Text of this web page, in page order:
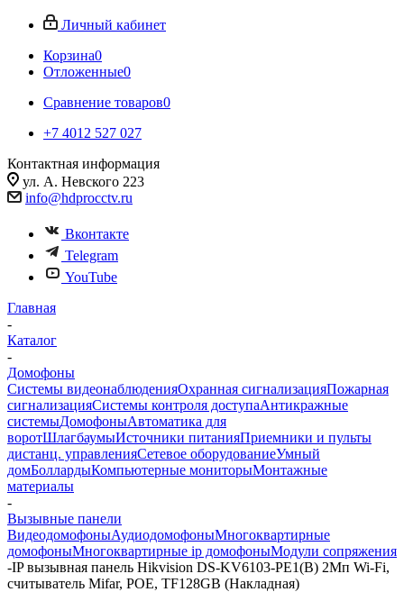
Личный кабинет
Корзина0
Отложенные0
Сравнение товаров0
+7 4012 527 027
Контактная информация
ул. А. Невского 223
info@hdprocctv.ru
Вконтакте
Telegram
YouTube
Главная
-
Каталог
-
Домофоны
Системы видеонаблюденияОхранная сигнализацияПожарная
сигнализацияСистемы контроля доступаАнтикражные
системыДомофоныАвтоматика для
воротШлагбаумыИсточники питанияПриемники и пульты
дистанц. управленияСетевое оборудованиеУмный
домБоллардыКомпьютерные мониторыМонтажные
материалы
-
Вызывные панели
ВидеодомофоныАудиодомофоныМногоквартирные
домофоныМногоквартирные ip домофоныМодули сопряжения
-IP вызывная панель Hikvision DS-KV6103-PE1(B) 2Мп Wi-Fi,
считыватель Mifar, POE, TF128GB (Накладная)